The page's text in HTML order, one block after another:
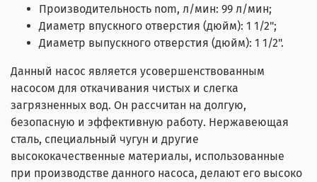
Производительность nom, л/мин: 99 л/мин;
Диаметр впускного отверстия (дюйм): 1 1/2";
Диаметр выпускного отверстия (дюйм): 1 1/2".
Данный насос является усовершенствованным
насосом для откачивания чистых и слегка
загрязненных вод. Он рассчитан на долгую,
безопасную и эффективную работу. Нержавеющая
сталь, специальный чугун и другие
высококачественные материалы, использованные
при производстве данного насоса, делают его высоко